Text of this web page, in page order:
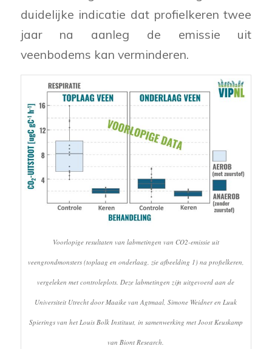
duidelijke indicatie dat profielkeren twee
jaar na aanleg de emissie uit
veenbodems kan verminderen.
Voorlopige resultaten van labmetingen van CO2-emissie uit
veengrondmonsters (toplaag en onderlaag, zie afbeelding 1) na profielkeren,
vergeleken met controleplots. Deze labmetingen zijn uitgevoerd aan de
Universiteit Utrecht door Maaike van Agtmaal, Simone Weidner en Luuk
Spierings van het Louis Bolk Instituut, in samenwerking met Joost Keuskamp
van Biont Research.